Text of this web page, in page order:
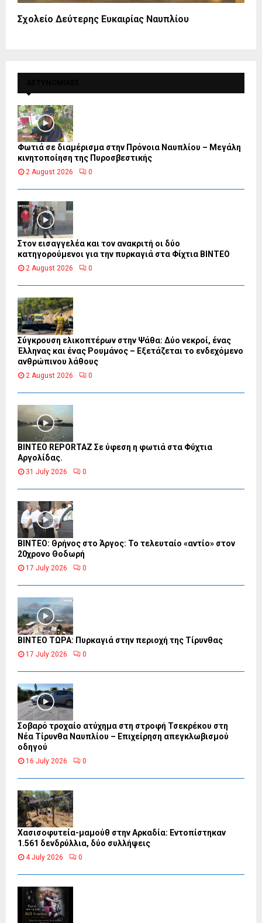
Σχολείο Δεύτερης Ευκαιρίας Ναυπλίου
Φωτιά σε διαμέρισμα στην Πρόνοια Ναυπλίου – Μεγάλη
κινητοποίηση της Πυροσβεστικής
2 August 2026 0
Στον εισαγγελέα και τον ανακριτή οι δύο
κατηγορούμενοι για την πυρκαγιά στα Φίχτια ΒΙΝΤΕΟ
2 August 2026 0
Σύγκρουση ελικοπτέρων στην Ψάθα: Δύο νεκροί, ένας
Έλληνας και ένας Ρουμάνος – Εξετάζεται το ενδεχόμενο
ανθρώπινου λάθους
2 August 2026 0
BINTEO REPORTAZ Σε ύφεση η φωτιά στα Φύχτια
Αργολίδας.
31 July 2026 0
ΒΙΝΤΕΟ: Θρήνος στο Άργος: Το τελευταίο «αντίο» στον
20χρονο Θοδωρή
17 July 2026 0
ΒΙΝΤΕΟ ΤΩΡΑ: Πυρκαγιά στην περιοχή της Τίρυνθας
17 July 2026 0
Σοβαρό τροχαίο ατύχημα στη στροφή Τσεκρέκου στη
Νέα Τίρυνθα Ναυπλίου – Επιχείρηση απεγκλωβισμού
οδηγού
16 July 2026 0
Χασισοφυτεία-μαμούθ στην Αρκαδία: Εντοπίστηκαν
1.561 δενδρύλλια, δύο συλλήψεις
4 July 2026 0